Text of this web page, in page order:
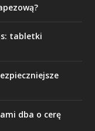
tabletki
dba o cerę